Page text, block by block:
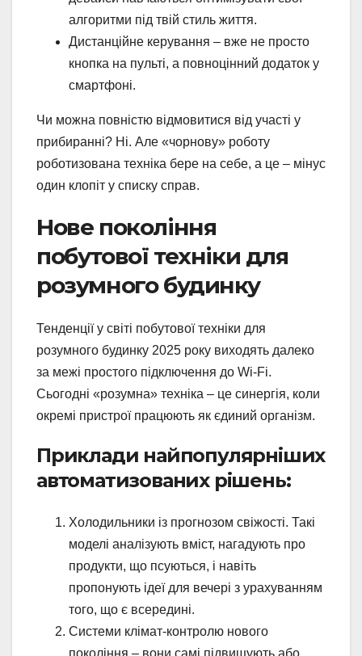
алгоритми під твій стиль життя.
Дистанційне керування – вже не просто
кнопка на пульті, а повноцінний додаток у
смартфоні.
Чи можна повністю відмовитися від участі у
прибиранні? Ні. Але «чорнову» роботу
роботизована техніка бере на себе, а це – мінус
один клопіт у списку справ.
Нове покоління
побутової техніки для
розумного будинку
Тенденції у світі побутової техніки для
розумного будинку 2025 року виходять далеко
за межі простого підключення до Wi-Fi.
Сьогодні «розумна» техніка – це синергія, коли
окремі пристрої працюють як єдиний організм.
Приклади найпопулярніших
автоматизованих рішень:
Холодильники із прогнозом свіжості. Такі
моделі аналізують вміст, нагадують про
продукти, що псуються, і навіть
пропонують ідеї для вечері з урахуванням
того, що є всередині.
Системи клімат-контролю нового
покоління – вони самі підвищують або